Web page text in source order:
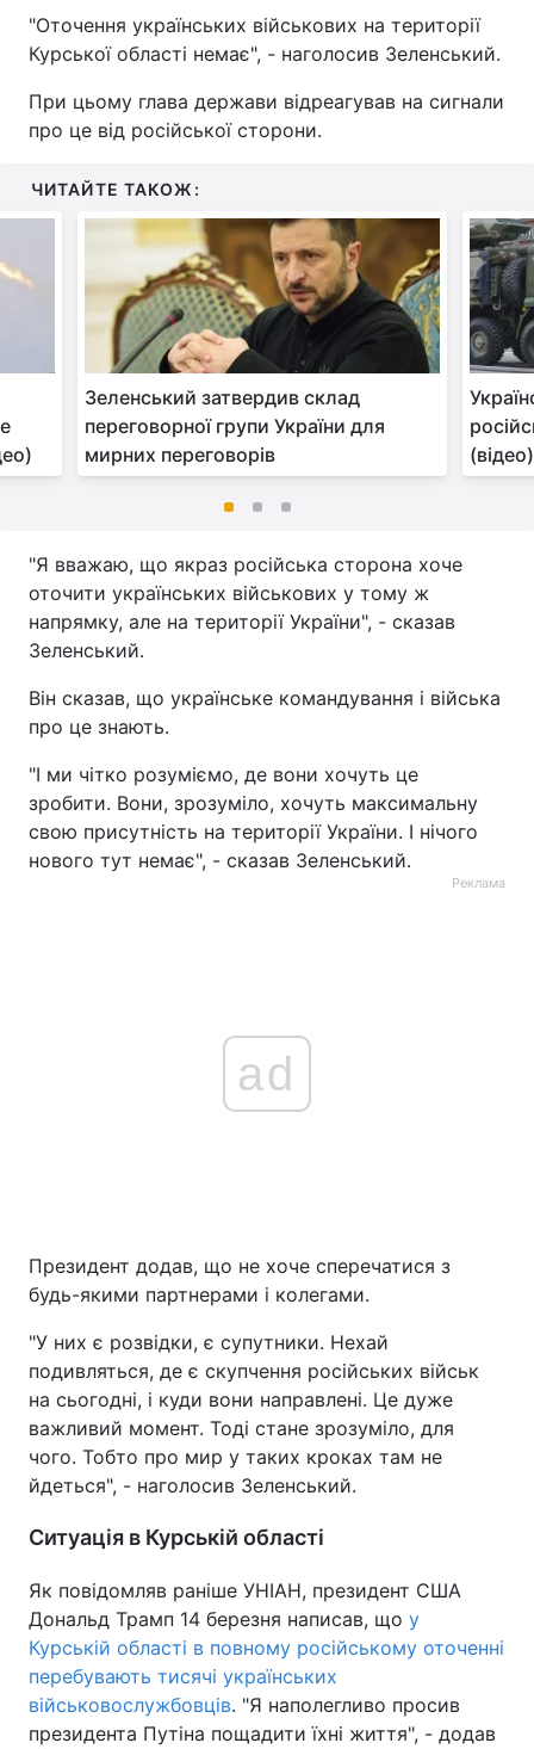
"Оточення українських військових на території
Курської області немає", - наголосив Зеленський.
При цьому глава держави відреагував на сигнали
про це від російської сторони.
ЧИТАЙТЕ ТАКОЖ:
Зеленський затвердив склад
переговорної групи України для
мирних переговорів
(відео)
"Я вважаю, що якраз російська сторона хоче
оточити українських військових у тому ж
напрямку, але на території України", - сказав
Зеленський.
Він сказав, що українське командування і війська
про це знають.
"І ми чітко розуміємо, де вони хочуть це
зробити. Вони, зрозуміло, хочуть максимальну
свою присутність на території України. І нічого
нового тут немає", - сказав Зеленський.
Реклама
ad
Президент додав, що не хоче сперечатися з
будь-якими партнерами і колегами.
"У них є розвідки, є супутники. Нехай
подивляться, де є скупчення російських військ
на сьогодні, і куди вони направлені. Це дуже
важливий момент. Тоді стане зрозуміло, для
чого. Тобто про мир у таких кроках там не
йдеться", - наголосив Зеленський.
Ситуація в Курській області
Як повідомляв раніше УНІАН, президент США
Дональд Трамп 14 березня написав, що у
Курській області в повному російському оточенні
перебувають тисячі українських
військовослужбовців. "Я наполегливо просив
президента Путіна пощадити їхні життя", - додав